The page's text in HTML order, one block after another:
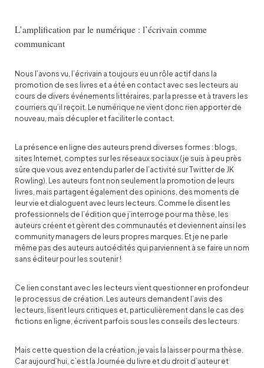
L’amplification par le numérique : l’écrivain comme
communicant
Nous l’avons vu, l’écrivain a toujours eu un rôle actif dans la
promotion de ses livres et a été en contact avec ses lecteurs au
cours de divers événements littéraires, par la presse et à travers les
courriers qu’il reçoit. Le numérique ne vient donc rien apporter de
nouveau, mais décupler et faciliter le contact.
La présence en ligne des auteurs prend diverses formes : blogs,
sites Internet, comptes sur les réseaux sociaux (je suis à peu près
sûre que vous avez entendu parler de l’activité sur Twitter de JK
Rowling). Les auteurs font non seulement la promotion de leurs
livres, mais partagent également des opinions, des moments de
leur vie et dialoguent avec leurs lecteurs. Comme le disent les
professionnels de l’édition que j’interroge pour ma thèse, les
auteurs créent et gèrent des communautés et deviennent ainsi les
community managers de leurs propres marques. Et je ne parle
même pas des auteurs autoédités qui parviennent à se faire un nom
sans éditeur pour les soutenir !
Ce lien constant avec les lecteurs vient questionner en profondeur
le processus de création. Les auteurs demandent l’avis des
lecteurs, lisent leurs critiques et, particulièrement dans le cas des
fictions en ligne, écrivent parfois sous les conseils des lecteurs.
Mais cette question de la création, je vais la laisser pour ma thèse.
Car aujourd’hui, c’est la Journée du livre et du droit d’auteur et